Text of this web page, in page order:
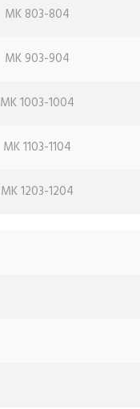
MK 803-804
MK 903-904
MK 1003-1004
MK 1103-1104
MK 1203-1204